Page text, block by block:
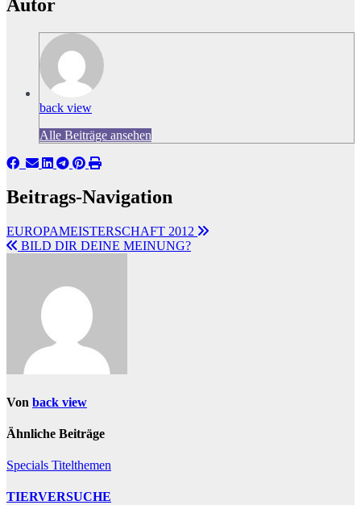
Autor
back view
Alle Beiträge ansehen
Beitrags-Navigation
EUROPAMEISTERSCHAFT 2012
BILD DIR DEINE MEINUNG?
Von back view
Ähnliche Beiträge
Specials Titelthemen
TIERVERSUCHE